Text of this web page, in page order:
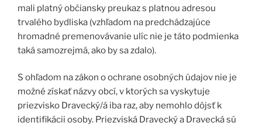
mali platný občiansky preukaz s platnou adresou
trvalého bydliska (vzhľadom na predchádzajúce
hromadné premenovávanie ulíc nie je táto podmienka
taká samozrejmá, ako by sa zdalo).
S ohľadom na zákon o ochrane osobných údajov nie je
možné získať názvy obcí, v ktorých sa vyskytuje
priezvisko Dravecký/á iba raz, aby nemohlo dôjsť k
identifikácii osoby. Priezviská Dravecký a Dravecká sú